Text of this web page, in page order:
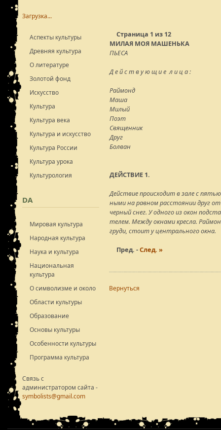
Страница 1 из 12
МИЛАЯ МОЯ МАШЕНЬКА
ПЬЕСА
Д е й с т в у ю щ и е л и ц а :
Раймонд
Маша
Милый
Поэт
Священник
Друг
Болван
ДЕЙСТВИЕ 1.
Действие происходит в зале с
ными на равном расстоянии друг
черный снег. У одного из окон
телем. Между окнами кресла.
груди, стоит у центрального окна.
Пред. -След. »
Вернуться
Загрузка...
Аспекты культуры
Древняя культура
О литературе
Золотой фонд
Искусство
Культура
Культура века
Культура и искусство
Культура России
Культура урока
Культурология
DA
Мировая культура
Народная культура
Наука и культура
Национальная
культура
О символизме и около
Области культуры
Образование
Основы культуры
Особенности культуры
Программа культура
Связь с
администратором сайта -
symbolists@gmail.com